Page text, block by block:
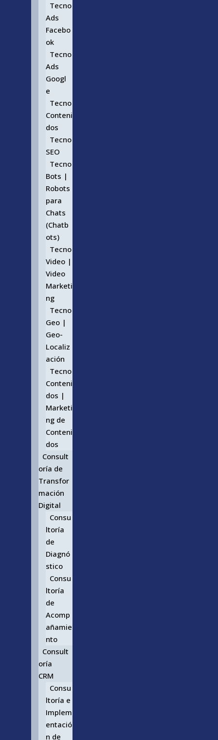
Tecno
Ads
Facebo
ok
Tecno
Ads
Googl
e
Tecno
Conteni
dos
Tecno
SEO
Tecno
Bots |
Robots
para
Chats
(Chatb
ots)
Tecno
Video |
Video
Marketi
ng
Tecno
Geo |
Geo-
Localiz
ación
Tecno
Conteni
dos |
Marketi
ng de
Conteni
dos
Consult
oría de
Transfor
mación
Digital
Consu
ltoría
de
Diagnó
stico
Consu
ltoría
de
Acomp
añamie
nto
Consult
oría
CRM
Consu
ltoría e
Implem
entació
n de